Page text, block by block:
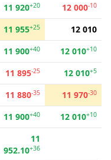
11 920+20 12 000-10
11 955+25
12 010
11 900+40 12 010+10
11 895-25 12 010+5
11 880-35 11 970-30
11 900+40 12 010+10
11
952.10+36